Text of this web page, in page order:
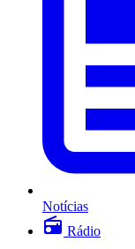
Notícias
Rádio